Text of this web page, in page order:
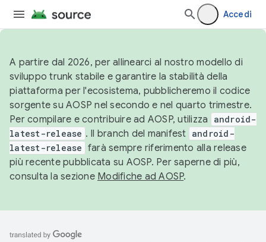
Accedi
A partire dal 2026, per allinearci al nostro modello di
sviluppo trunk stabile e garantire la stabilità della
piattaforma per l'ecosistema, pubblicheremo il codice
sorgente su AOSP nel secondo e nel quarto trimestre.
Per compilare e contribuire ad AOSP, utilizza
android-
latest-release . Il branch del manifest android-
latest-release farà sempre riferimento alla release
più recente pubblicata su AOSP. Per saperne di più,
consulta la sezione Modifiche ad AOSP.